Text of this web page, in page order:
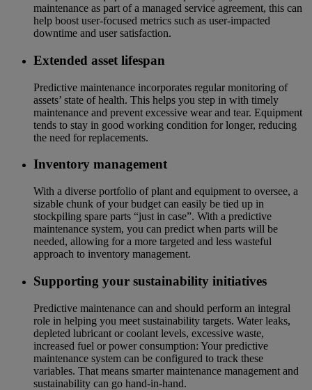
maintenance as part of a managed service agreement, this can
help boost user-focused metrics such as user-impacted
downtime and user satisfaction.
Extended asset lifespan
Predictive maintenance incorporates regular monitoring of
assets’ state of health. This helps you step in with timely
maintenance and prevent excessive wear and tear. Equipment
tends to stay in good working condition for longer, reducing
the need for replacements.
Inventory management
With a diverse portfolio of plant and equipment to oversee, a
sizable chunk of your budget can easily be tied up in
stockpiling spare parts “just in case”. With a predictive
maintenance system, you can predict when parts will be
needed, allowing for a more targeted and less wasteful
approach to inventory management.
Supporting your sustainability initiatives
Predictive maintenance can and should perform an integral
role in helping you meet sustainability targets. Water leaks,
depleted lubricant or coolant levels, excessive waste,
increased fuel or power consumption: Your predictive
maintenance system can be configured to track these
variables. That means smarter maintenance management and
sustainability can go hand-in-hand.